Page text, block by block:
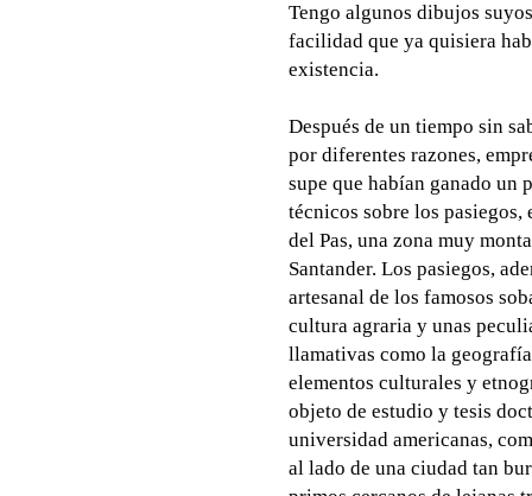
Tengo algunos dibujos
facilidad que ya quisiera
existencia.
Después de un tiempo sin
por diferentes razones,
supe que habían ganado un
técnicos sobre los
del Pas, una zona muy
Santander. Los pasiegos,
artesanal de los famosos
cultura agraria y unas
llamativas como la
elementos culturales y
objeto de estudio y tesis
universidad americanas,
al lado de una ciudad tan